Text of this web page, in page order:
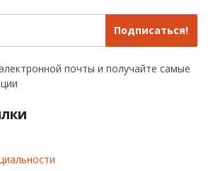
Подписаться!
почты и получайте самые